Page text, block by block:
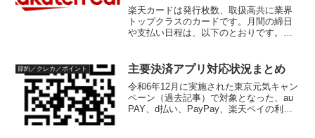
楽天カードは発行枚数、取扱高共に業界
トップクラスのカードです。月間の締日
や支払い日程は、以下のとおりです。締
締日翌月27日（休日の場合は、翌営業
日）請求額が更新さ...
節約／クレカ／ポイント 主要決済アプリ対応状況まとめ
令和6年12月に実施された東京元気キャン
ペーン（過去記事）で対象となった、au
PAY、d払い、PayPay、楽天ペイの利用